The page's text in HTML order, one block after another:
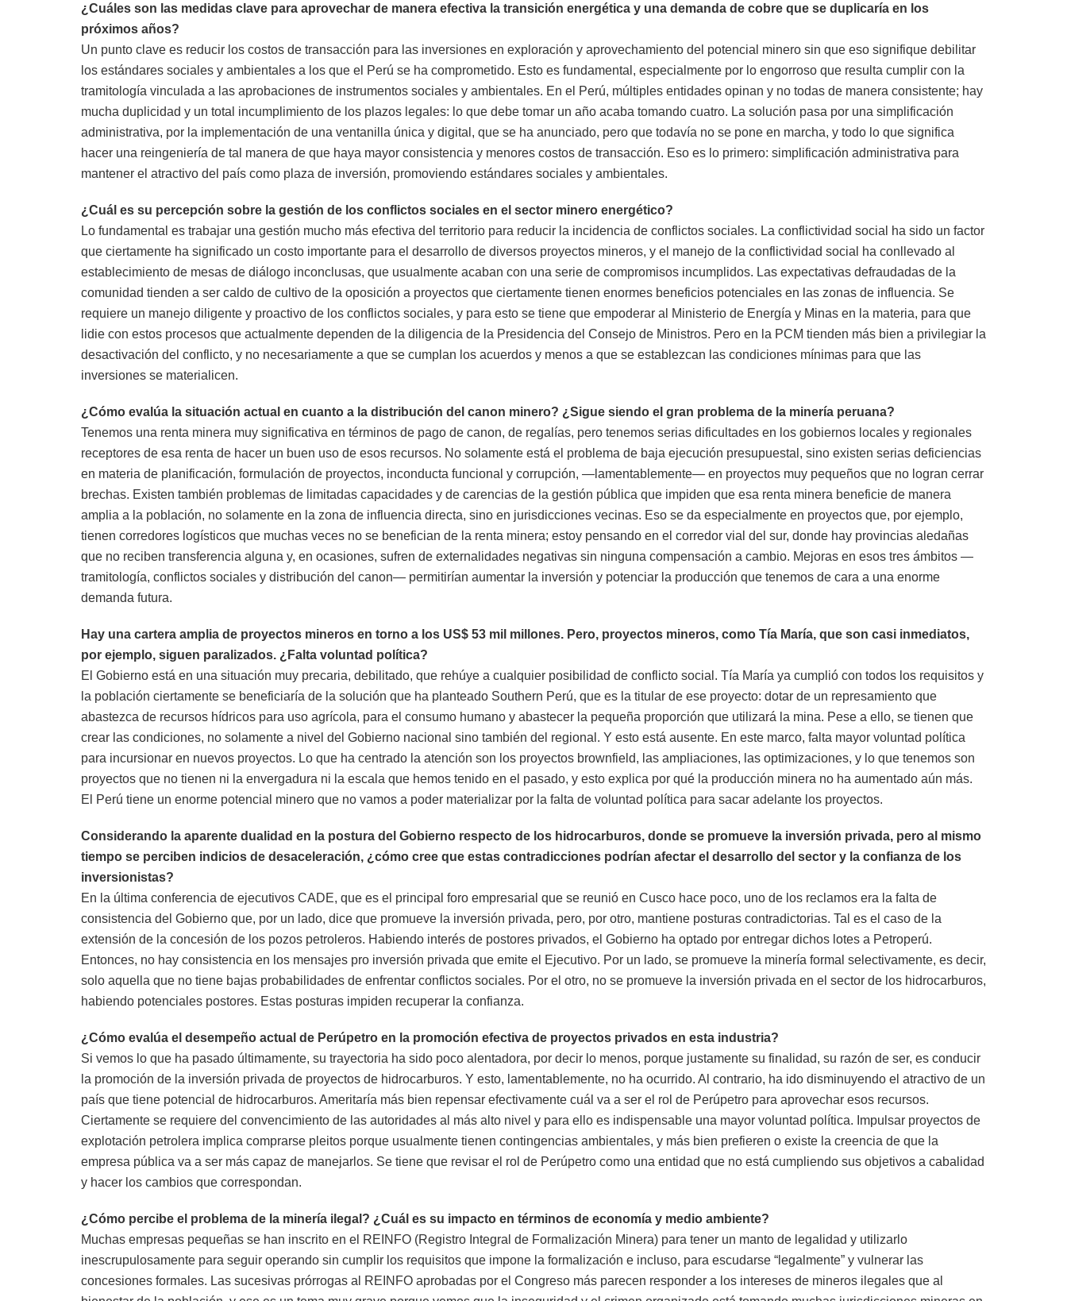
¿Cuáles son las medidas clave para aprovechar de manera efectiva la transición energética y una demanda de cobre que se duplicaría en los
próximos años?
Un punto clave es reducir los costos de transacción para las inversiones en exploración y aprovechamiento del potencial minero sin que eso signifique debilitar
los estándares sociales y ambientales a los que el Perú se ha comprometido. Esto es fundamental, especialmente por lo engorroso que resulta cumplir con la
tramitología vinculada a las aprobaciones de instrumentos sociales y ambientales. En el Perú, múltiples entidades opinan y no todas de manera consistente; hay
mucha duplicidad y un total incumplimiento de los plazos legales: lo que debe tomar un año acaba tomando cuatro. La solución pasa por una simplificación
administrativa, por la implementación de una ventanilla única y digital, que se ha anunciado, pero que todavía no se pone en marcha, y todo lo que significa
hacer una reingeniería de tal manera de que haya mayor consistencia y menores costos de transacción. Eso es lo primero: simplificación administrativa para
mantener el atractivo del país como plaza de inversión, promoviendo estándares sociales y ambientales.
¿Cuál es su percepción sobre la gestión de los conflictos sociales en el sector minero energético?
Lo fundamental es trabajar una gestión mucho más efectiva del territorio para reducir la incidencia de conflictos sociales. La conflictividad social ha sido un factor
que ciertamente ha significado un costo importante para el desarrollo de diversos proyectos mineros, y el manejo de la conflictividad social ha conllevado al
establecimiento de mesas de diálogo inconclusas, que usualmente acaban con una serie de compromisos incumplidos. Las expectativas defraudadas de la
comunidad tienden a ser caldo de cultivo de la oposición a proyectos que ciertamente tienen enormes beneficios potenciales en las zonas de influencia. Se
requiere un manejo diligente y proactivo de los conflictos sociales, y para esto se tiene que empoderar al Ministerio de Energía y Minas en la materia, para que
lidie con estos procesos que actualmente dependen de la diligencia de la Presidencia del Consejo de Ministros. Pero en la PCM tienden más bien a privilegiar la
desactivación del conflicto, y no necesariamente a que se cumplan los acuerdos y menos a que se establezcan las condiciones mínimas para que las
inversiones se materialicen.
¿Cómo evalúa la situación actual en cuanto a la distribución del canon minero? ¿Sigue siendo el gran problema de la minería peruana?
Tenemos una renta minera muy significativa en términos de pago de canon, de regalías, pero tenemos serias dificultades en los gobiernos locales y regionales
receptores de esa renta de hacer un buen uso de esos recursos. No solamente está el problema de baja ejecución presupuestal, sino existen serias deficiencias
en materia de planificación, formulación de proyectos, inconducta funcional y corrupción, —lamentablemente— en proyectos muy pequeños que no logran cerrar
brechas. Existen también problemas de limitadas capacidades y de carencias de la gestión pública que impiden que esa renta minera beneficie de manera
amplia a la población, no solamente en la zona de influencia directa, sino en jurisdicciones vecinas. Eso se da especialmente en proyectos que, por ejemplo,
tienen corredores logísticos que muchas veces no se benefician de la renta minera; estoy pensando en el corredor vial del sur, donde hay provincias aledañas
que no reciben transferencia alguna y, en ocasiones, sufren de externalidades negativas sin ninguna compensación a cambio. Mejoras en esos tres ámbitos —
tramitología, conflictos sociales y distribución del canon— permitirían aumentar la inversión y potenciar la producción que tenemos de cara a una enorme
demanda futura.
Hay una cartera amplia de proyectos mineros en torno a los US$ 53 mil millones. Pero, proyectos mineros, como Tía María, que son casi inmediatos,
por ejemplo, siguen paralizados. ¿Falta voluntad política?
El Gobierno está en una situación muy precaria, debilitado, que rehúye a cualquier posibilidad de conflicto social. Tía María ya cumplió con todos los requisitos y
la población ciertamente se beneficiaría de la solución que ha planteado Southern Perú, que es la titular de ese proyecto: dotar de un represamiento que
abastezca de recursos hídricos para uso agrícola, para el consumo humano y abastecer la pequeña proporción que utilizará la mina. Pese a ello, se tienen que
crear las condiciones, no solamente a nivel del Gobierno nacional sino también del regional. Y esto está ausente. En este marco, falta mayor voluntad política
para incursionar en nuevos proyectos. Lo que ha centrado la atención son los proyectos brownfield, las ampliaciones, las optimizaciones, y lo que tenemos son
proyectos que no tienen ni la envergadura ni la escala que hemos tenido en el pasado, y esto explica por qué la producción minera no ha aumentado aún más.
El Perú tiene un enorme potencial minero que no vamos a poder materializar por la falta de voluntad política para sacar adelante los proyectos.
Considerando la aparente dualidad en la postura del Gobierno respecto de los hidrocarburos, donde se promueve la inversión privada, pero al mismo
tiempo se perciben indicios de desaceleración, ¿cómo cree que estas contradicciones podrían afectar el desarrollo del sector y la confianza de los
inversionistas?
En la última conferencia de ejecutivos CADE, que es el principal foro empresarial que se reunió en Cusco hace poco, uno de los reclamos era la falta de
consistencia del Gobierno que, por un lado, dice que promueve la inversión privada, pero, por otro, mantiene posturas contradictorias. Tal es el caso de la
extensión de la concesión de los pozos petroleros. Habiendo interés de postores privados, el Gobierno ha optado por entregar dichos lotes a Petroperú.
Entonces, no hay consistencia en los mensajes pro inversión privada que emite el Ejecutivo. Por un lado, se promueve la minería formal selectivamente, es decir,
solo aquella que no tiene bajas probabilidades de enfrentar conflictos sociales. Por el otro, no se promueve la inversión privada en el sector de los hidrocarburos,
habiendo potenciales postores. Estas posturas impiden recuperar la confianza.
¿Cómo evalúa el desempeño actual de Perúpetro en la promoción efectiva de proyectos privados en esta industria?
Si vemos lo que ha pasado últimamente, su trayectoria ha sido poco alentadora, por decir lo menos, porque justamente su finalidad, su razón de ser, es conducir
la promoción de la inversión privada de proyectos de hidrocarburos. Y esto, lamentablemente, no ha ocurrido. Al contrario, ha ido disminuyendo el atractivo de un
país que tiene potencial de hidrocarburos. Ameritaría más bien repensar efectivamente cuál va a ser el rol de Perúpetro para aprovechar esos recursos.
Ciertamente se requiere del convencimiento de las autoridades al más alto nivel y para ello es indispensable una mayor voluntad política. Impulsar proyectos de
explotación petrolera implica comprarse pleitos porque usualmente tienen contingencias ambientales, y más bien prefieren o existe la creencia de que la
empresa pública va a ser más capaz de manejarlos. Se tiene que revisar el rol de Perúpetro como una entidad que no está cumpliendo sus objetivos a cabalidad
y hacer los cambios que correspondan.
¿Cómo percibe el problema de la minería ilegal? ¿Cuál es su impacto en términos de economía y medio ambiente?
Muchas empresas pequeñas se han inscrito en el REINFO (Registro Integral de Formalización Minera) para tener un manto de legalidad y utilizarlo
inescrupulosamente para seguir operando sin cumplir los requisitos que impone la formalización e incluso, para escudarse “legalmente” y vulnerar las
concesiones formales. Las sucesivas prórrogas al REINFO aprobadas por el Congreso más parecen responder a los intereses de mineros ilegales que al